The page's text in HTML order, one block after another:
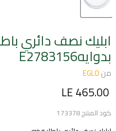
ابليك نصف دائري
بدوايهE2783156
منEGLO
السعر الحالي
LE 465.00
كود المنتج173378